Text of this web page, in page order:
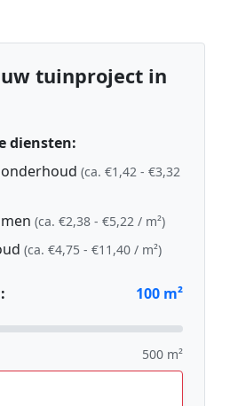
tuinproject in
diensten:
(ca. €1,42 - €3,32
(ca. €2,38 - €5,22 / m²)
(ca. €4,75 - €11,40 / m²)
100 m²
500 m²